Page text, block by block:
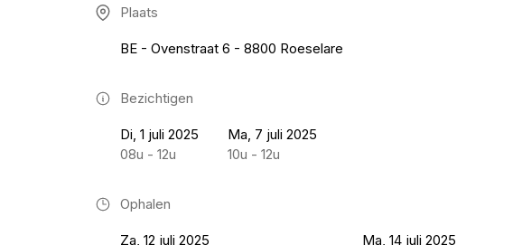
Plaats
BE - Ovenstraat 6 - 8800 Roeselare
Bezichtigen
Di, 1 juli 2025
08u - 12u
Ma, 7 juli 2025
10u - 12u
Ophalen
Za, 12 juli 2025
Ma, 14 juli 2025